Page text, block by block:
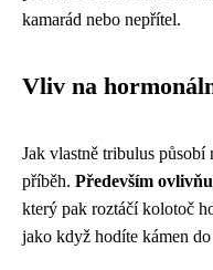
kamarád nebo nepřítel.
Vliv na
Jak vlastně tribulus působí
příběh. Především
který pak roztáčí kolotoč
jako když hodíte kámen